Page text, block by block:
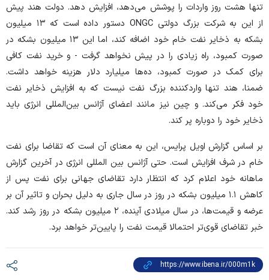
تنها هشت روز واردات را پوشش می‌دهد، افزایش دهد. دولت هند پیش
از این به شرکت بزرگ دولتی ONGC دستور داده است که ۱۳ میلیون
بشکه به ذخایر نفت خام خود اضافه کند، اما این ۱۳ میلیون بشکه در
صورت کمبود، راه زیادی را در پیش نخواهد گرفت - و خرید نفت کافی
برای کمک در صورت کمبود، ده‌ها میلیارد دلار هزینه خواهد داشت.
ضمنا، هند تنها واردکننده بزرگ نفت نیست که به افزایش ذخایر نفت
خود فکر می‌کند. و چین نیز مانند اعضای آژانس بین‌المللی انرژی باید
ذخایر خود را دوباره پر کند.
بر اساس گزارش اویل پرایس، این به معنای آن است که تقاضا برای نفت
خام در شرف افزایش است. حتی آژانس بین المللی انرژی در آخرین گزارش
ماهانه خود اعلام کرد که انتظار دارد تقاضای جهانی برای نفت پس از
کاهش ۱.۱ میلیون بشکه در روز در سال جاری به دلیل بحران و تاثیر آن بر
عرضه و قیمت‌ها، در سال میلادی آینده، ۲ میلیون بشکه در روز رشد کند.
خبر تقاضای قوی‌تر احتمالا قیمت نفت را پایین‌تر خواهد برد.